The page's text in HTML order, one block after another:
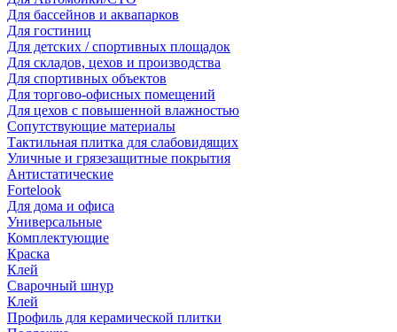
Для бассейнов и аквапарков
Для гостиниц
Для детских / спортивных площадок
Для складов, цехов и производства
Для спортивных объектов
Для торгово-офисных помещений
Для цехов с повышенной влажностью
Сопутствующие материалы
Тактильная плитка для слабовидящих
Уличные и грязезащитные покрытия
Антистатические
Fortelook
Для дома и офиса
Универсальные
Комплектующие
Краска
Клей
Сварочный шнур
Клей
Профиль для керамической плитки